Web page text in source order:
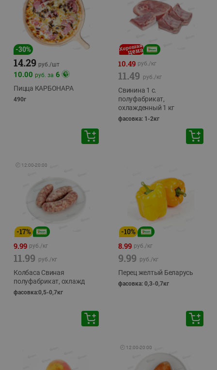
-30%
14.29 руб./шт
10.00 руб. за 6
Пицца КАРБОНАРА
490г
10.49 руб./кг
11.49 руб./кг
Свинина 1 с.
полуфабрикат,
охлажденный 1 кг
фасовка: 1-2кг
🕘 12:00-20:00
-17%
9.99 руб./кг
11.99 руб./кг
Колбаса Свиная
полуфабрикат, охлажд
фасовка:0,5-0,7кг
-10%
8.99 руб./кг
9.99 руб./кг
Перец желтый Беларусь
фасовка: 0,3-0,7кг
🕘 12:00-20:00